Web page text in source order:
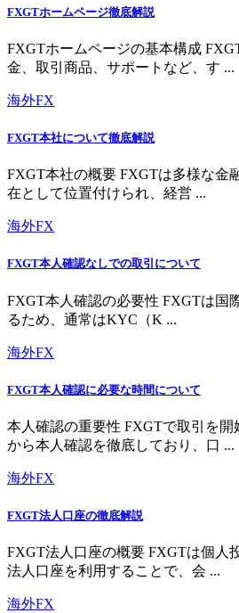
FXGTホームページ徹底解説
FXGTホームページの基本構成
金、取引商品、サポートなど、す ...
海外FX
FXGT本社について徹底解説
FXGT本社の概要 FXGTは多様な金
在として位置付けられ、経営 ...
海外FX
FXGT本人確認なしでの取引について
FXGT本人確認の必要性 FXGTは国
るため、通常はKYC（K ...
海外FX
FXGT本人確認に必要な時間について
本人確認の重要性 FXGTで取引を
から本人確認を徹底しており、口 ...
海外FX
FXGT法人口座の徹底解説
FXGT法人口座の概要 FXGTは個人
法人口座を利用することで、会 ...
海外FX